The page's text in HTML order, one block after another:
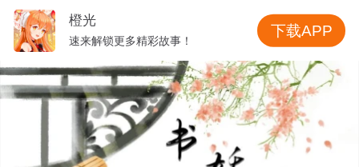
橙光
速来解锁更多精彩故事！
下载APP